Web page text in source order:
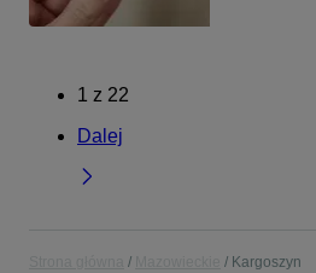
1 z 22
Dalej
Kargoszyn